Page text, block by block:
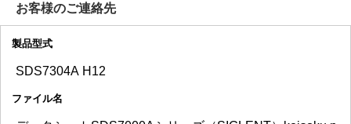
お客様のご連絡先
製品型式
ファイル名